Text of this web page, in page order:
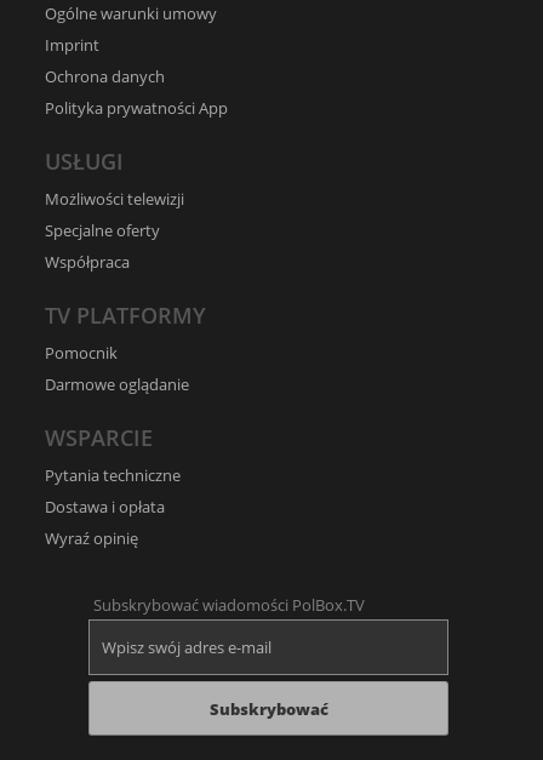
Ogólne warunki umowy
Imprint
Ochrona danych
Polityka prywatności App
USŁUGI
Możliwości telewizji
Specjalne oferty
Współpraca
TV PLATFORMY
Pomocnik
Darmowe oglądanie
WSPARCIE
Pytania techniczne
Dostawa i opłata
Wyraź opinię
Subskrybować wiadomości PolBox.TV
Subskrybować